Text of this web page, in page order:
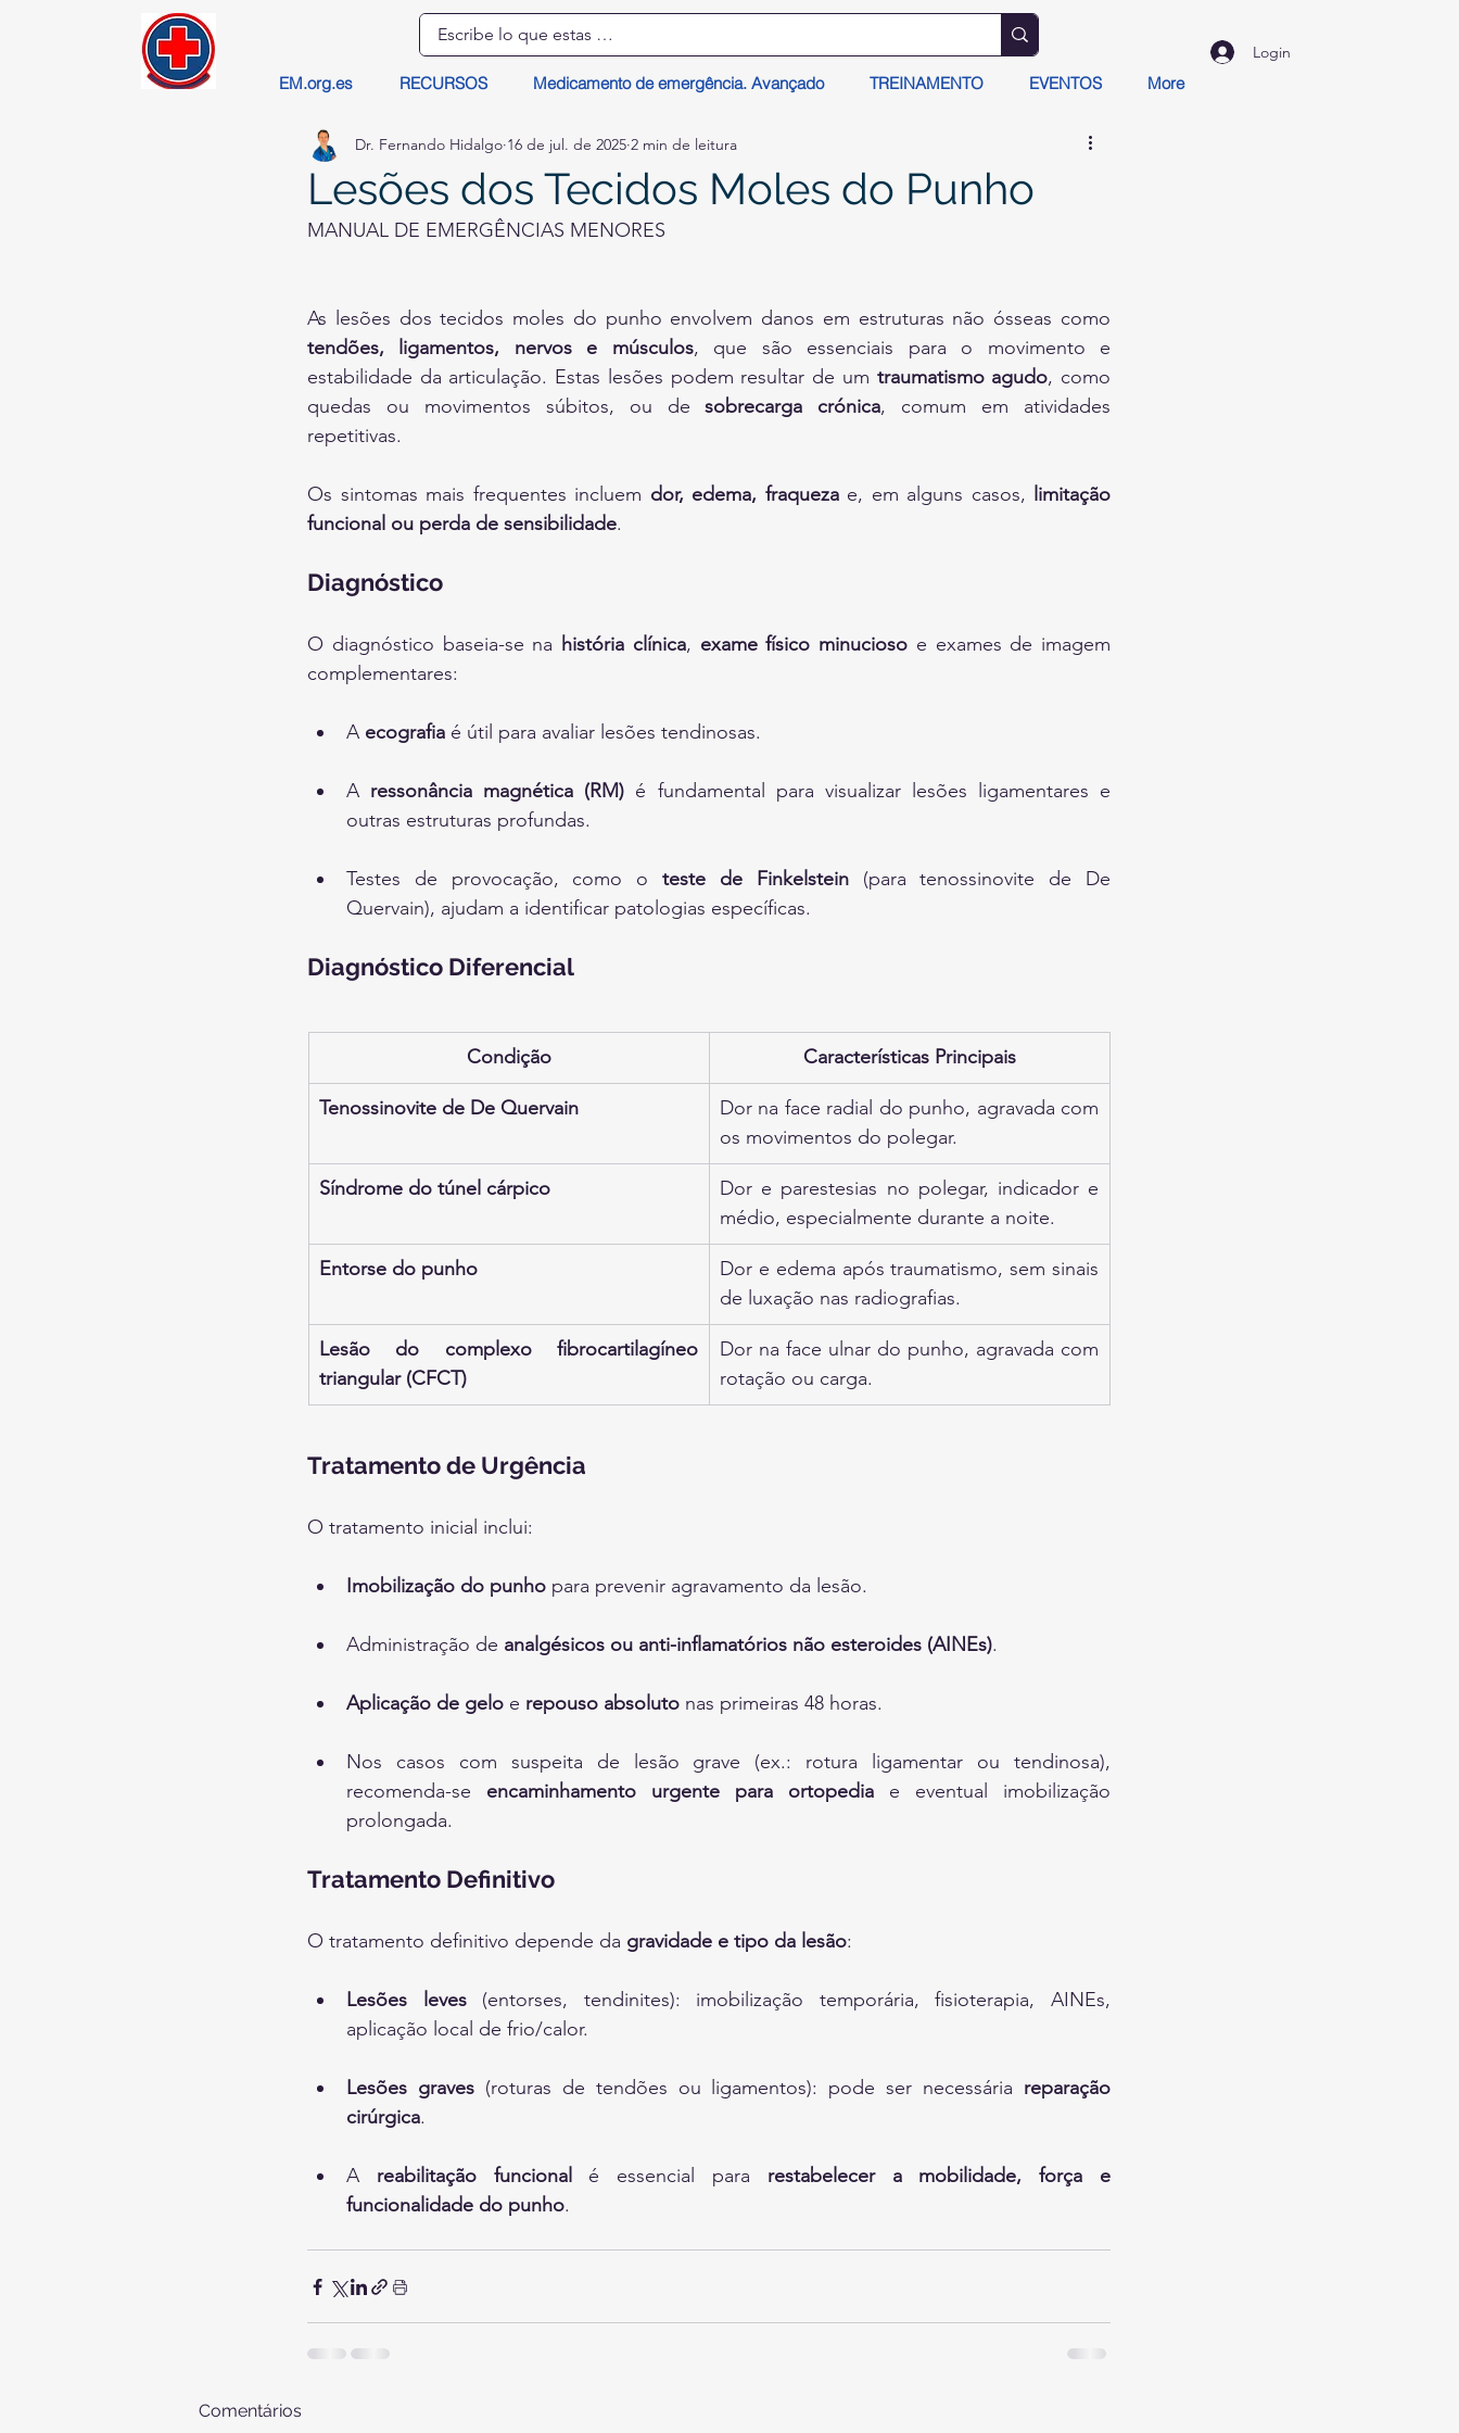
EM.org.es RECURSOS Medicamento de emergência. Avançado TREINAMENTO EVENTOS More
Login
Lesões dos Tecidos Moles do Punho
Dr. Fernando Hidalgo 16 de jul. de 2025 2 min de leitura
MANUAL DE EMERGÊNCIAS MENORES
tendões, ligamentos, nervos e músculos, que são essenciais para o movimento e
estabilidade da articulação. Estas lesões podem resultar de um traumatismo agudo, como
quedas ou movimentos súbitos, ou de sobrecarga crónica, comum em atividades
repetitivas.
Os sintomas mais frequentes incluem dor, edema, fraqueza e, em alguns casos, limitação
funcional ou perda de sensibilidade.
Diagnóstico
O diagnóstico baseia-se na história clínica, exame físico minucioso e exames de imagem
complementares:
A ecografia é útil para avaliar lesões tendinosas.
A ressonância magnética (RM) é fundamental para visualizar lesões ligamentares e
outras estruturas profundas.
Testes de provocação, como o teste de Finkelstein (para tenossinovite de De
Quervain), ajudam a identificar patologias específicas.
Diagnóstico Diferencial
Condição Características Principais
Tenossinovite de De Quervain
Dor na face radial do punho, agravada com
os movimentos do polegar.
Síndrome do túnel cárpico
Dor e parestesias no polegar, indicador e
médio, especialmente durante a noite.
Entorse do punho
Dor e edema após traumatismo, sem sinais
de luxação nas radiografias.
Lesão do complexo fibrocartilagíneo
triangular (CFCT)
Dor na face ulnar do punho, agravada com
rotação ou carga.
Tratamento de Urgência
O tratamento inicial inclui:
Imobilização do punho para prevenir agravamento da lesão.
Administração de analgésicos ou anti-inflamatórios não esteroides (AINEs).
Aplicação de gelo e repouso absoluto nas primeiras 48 horas.
Nos casos com suspeita de lesão grave (ex.: rotura ligamentar ou tendinosa),
recomenda-se encaminhamento urgente para ortopedia e eventual imobilização
prolongada.
Tratamento Definitivo
O tratamento definitivo depende da gravidade e tipo da lesão:
Lesões leves (entorses, tendinites): imobilização temporária, fisioterapia, AINEs,
aplicação local de frio/calor.
Lesões graves (roturas de tendões ou ligamentos): pode ser necessária reparação
cirúrgica.
A reabilitação funcional é essencial para restabelecer a mobilidade, força e
funcionalidade do punho.
Comentários